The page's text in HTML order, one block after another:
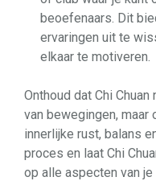
beoefenaars. Dit
ervaringen uit te
elkaar te motiveren.
Onthoud dat Chi
van bewegingen, maar
innerlijke rust, balans
proces en laat Chi
op alle aspecten van je